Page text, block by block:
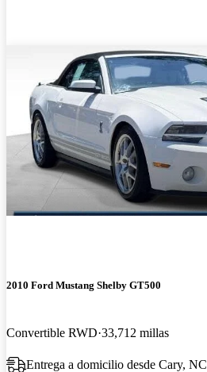
2010 Ford Mustang Shelby GT500
Convertible RWD 33,712 millas
Entrega a domicilio desde Cary, NC